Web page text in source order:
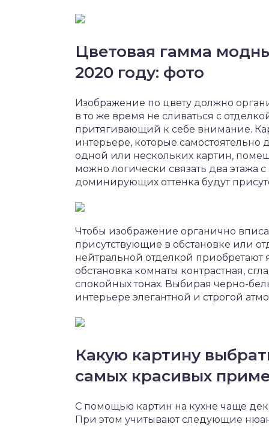
Цветовая гамма
2020 году: фото
Изображение по цвету должно
в то же время не сливаться с
притягивающий к себе внимание.
интерьере, которые
одной или нескольких картин,
можно логически связать два этажа
доминирующих оттенка будут
Чтобы изображение органично
присутствующие в обстановке или
нейтральной отделкой приобретают
обстановка комнаты контрастная,
спокойных тонах. Выбирая черно-
интерьере элегантной и строгой
Какую картину
самых красивых
С помощью картин на кухне чаще
При этом учитывают следующие